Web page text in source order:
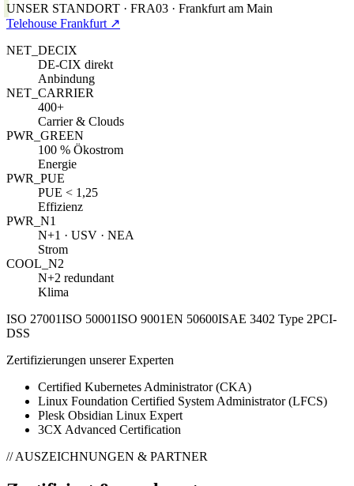
UNSER STANDORT · FRA03 · Frankfurt am Main
Telehouse Frankfurt ↗
NET_DECIX
DE-CIX direkt
Anbindung
NET_CARRIER
400+
Carrier & Clouds
PWR_GREEN
100 % Ökostrom
Energie
PWR_PUE
PUE < 1,25
Effizienz
PWR_N1
N+1 · USV · NEA
Strom
COOL_N2
N+2 redundant
Klima
ISO 27001ISO 50001ISO 9001EN 50600ISAE 3402 Type 2PCI-
DSS
Zertifizierungen unserer Experten
Certified Kubernetes Administrator (CKA)
Linux Foundation Certified System Administrator (LFCS)
Plesk Obsidian Linux Expert
3CX Advanced Certification
// AUSZEICHNUNGEN & PARTNER